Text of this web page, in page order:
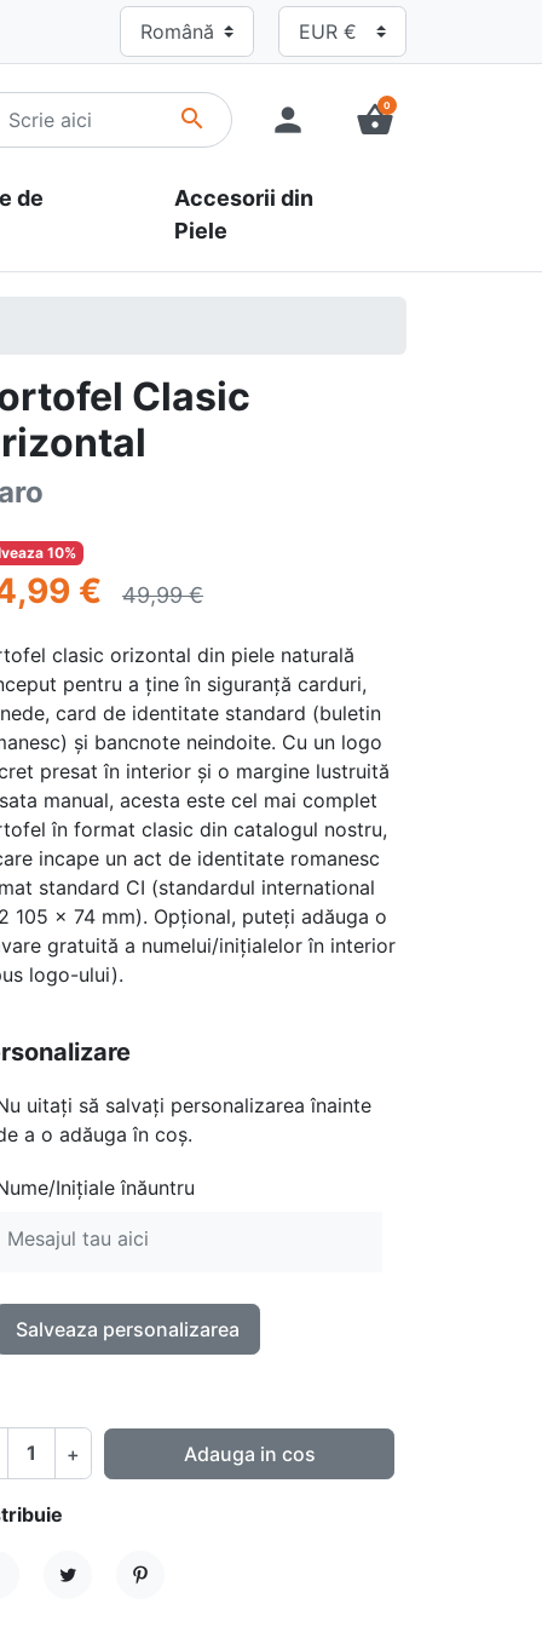
search person shopping_basket
0
de
Accesorii din
Piele
Clasic
10%
€ 49,99 €
clasic orizontal din piele naturală
pentru a ține în siguranță carduri,
card de identitate standard (buletin
și bancnote neindoite. Cu un logo
presat în interior și o margine lustruită
manual, acesta este cel mai complet
în format clasic din catalogul nostru,
incape un act de identitate romanesc
standard CI (standardul international
105 × 74 mm). Opțional, puteți adăuga o
gratuită a numelui/inițialelor în interior
logo-ului).
uitați să salvați personalizarea înainte
a o adăuga în coș.
Inițiale înăuntru
Salveaza personalizarea
+ Adauga in cos